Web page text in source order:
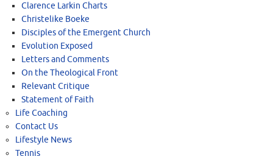
Clarence Larkin Charts
Christelike Boeke
Disciples of the Emergent Church
Evolution Exposed
Letters and Comments
On the Theological Front
Relevant Critique
Statement of Faith
Life Coaching
Contact Us
Lifestyle News
Tennis